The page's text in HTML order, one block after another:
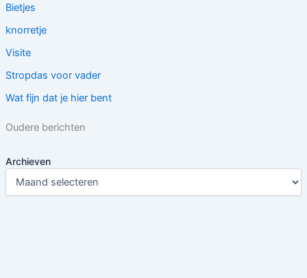
Bietjes
knorretje
Visite
Stropdas voor vader
Wat fijn dat je hier bent
Oudere berichten
Archieven